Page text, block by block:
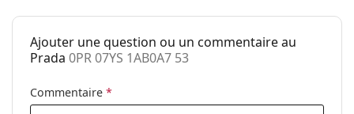
Utilisation:
Mode
Ajouter une question ou un commentaire au
Prada 0PR 07YS 1AB0A7 53
Commentaire *